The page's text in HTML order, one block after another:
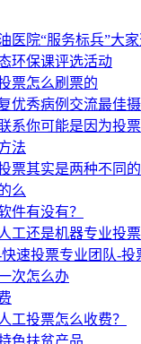
医院“服务标兵”大
环保课评选活动
票怎么刷票的
优秀病例交流最佳
系你可能是因为投票
法
票其实是两种不同
么
件有没有？
工还是机器专业投票
速投票专业团队-投
次怎么办
工投票怎么收费？
色扶贫产品